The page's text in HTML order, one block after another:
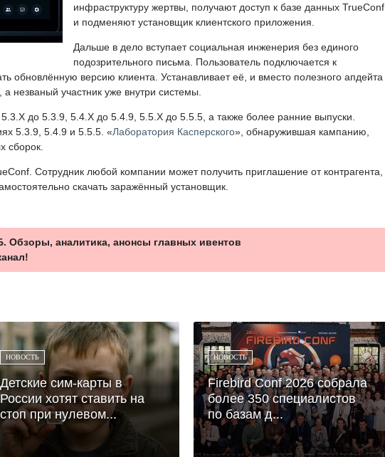
инфраструктуру жертвы, получают доступ к базе данных TrueConf
и подменяют установщик клиентского приложения.
Дальше в дело вступает социальная инженерия без единого
подозрительного письма. Пользователь подключается к
обновлённую версию клиента. Устанавливает её, и вместо полезного апдейта
незваный участник уже внутри системы.
до 5.3.9, 5.4.X до 5.4.9, 5.5.X до 5.5.5, а также более ранние выпуски.
5.3.9, 5.4.9 и 5.5.5. «Лаборатория Касперского», обнаружившая кампанию,
сборок.
Сотрудник любой компании может получить приглашение от контрагента,
скачать заражённый установщик.
Обзоры, аналитика, анонсы главных ивентов
НОВОСТЬ
Детские сим-карты в
России хотят ставить на
стоп при нулевом...
НОВОСТЬ
Firebird Conf 2026 собрала
более 350 специалистов
по базам д...